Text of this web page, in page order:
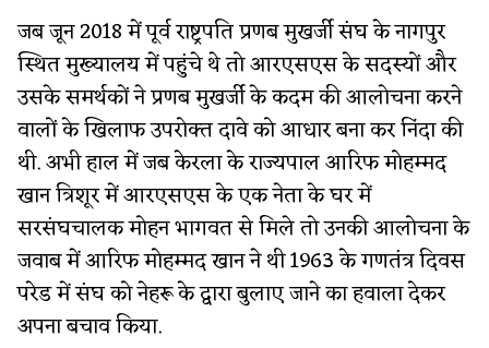
जब जून 2018 में पूर्व राष्ट्रपति प्रणब मुखर्जी संघ के नागपुर
स्थित मुख्यालय में पहुंचे थे तो आरएसएस के सदस्यों और
उसके समर्थकों ने प्रणब मुखर्जी के कदम की आलोचना करने
वालों के खिलाफ उपरोक्त दावे को आधार बना कर निंदा की
थी. अभी हाल में जब केरला के राज्यपाल आरिफ मोहम्मद
खान त्रिशूर में आरएसएस के एक नेता के घर में
सरसंघचालक मोहन भागवत से मिले तो उनकी आलोचना के
जवाब में आरिफ मोहम्मद खान ने थी 1963 के गणतंत्र दिवस
परेड में संघ को नेहरू के द्वारा बुलाए जाने का हवाला देकर
अपना बचाव किया.